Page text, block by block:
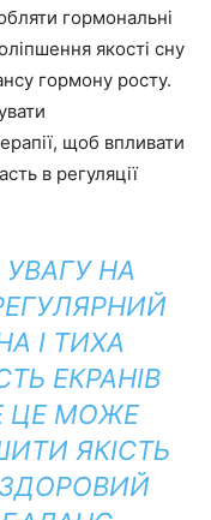
гормональні
якості сну
гормону росту.
щоб впливати
в регуляції
УВАГУ НА
І ТИХА
ЕКРАНІВ
ЦЕ МОЖЕ
ЯКІСТЬ
ЗДОРОВИЙ